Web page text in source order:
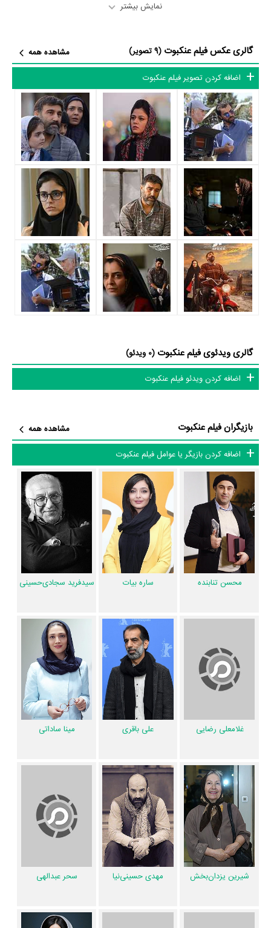
بازیگران فیلم عنکبوت چه کسانی هستند؟ در عنکبوت بازیگرانی چونمحسن
تنابنده،ساره بیات،سید‌فرید سجادی‌‌حسینی،غلامعلی رضایی،علی باقری،مینا
ساداتیوشیرین یزدان‌بخشبه ایفای نقش و بازیگری پرداخته‌اند. در فیلم
عنکبوت حدود 24 بازیگر جلوی دوربین رفته‌اند که از نظر تعداد بازیگران می‌توان
عنکبوت را یک اثر پربازیگر عنوان کرد. از این‌لحاظ کارگردانی فیلم عنکبوت باتوجه
به بازی گرفتن از این تعداد بازیگر و مدیریت آنها کار بسیار دشواری بوده است؛
باید بررسی کرد آیا
ابراهیم ایرج زادبه‌عنوان کارگردان و به‌عنوان بازیگردان و
همچنین تیم بازیگری عنکبوت توانسته‌اند در این زمینه موفق باشند و بازی‌های
درخشانی را نمایش دهند؟
از دیگر بازیگران فیلم عنکبوت می‌توان بهمهدی حسینی‌نیا،سحر عبدالهی،حامد
شیخی،حمید حاجی‌محمدزاده،ماهور الوند،آتیه جاوید،فرید سجادیونیوشا
علیپوراشاره کرد.
داستان فیلم عنکبوت
اکتای براهنی
در خلاصه داستانی که یا از سوی تیم رسانه‌ای اثر و یا توسط دیگر رسانه‌ها درباره
داستان عنکبوت منتشر شده است، می‌خوانیم: «مردی که تصمیم دارد ریشه
فیلم عنکبوت و کارنامه فعالیت کارگردان و بازیگران
از نظر تاریخچه فعالیت کارگردان و بازیگران فیلم عنکبوت نیز آمارها و نکات
جذابی را می‌توان بیان کرد. براساس آمارها فیلم عنکبوت به طور متوسط فعالیت
غلامعلی رضایی
مهدخت مولاییوسید امیر سیدی
و یکی از 4 اثر شاخص
نیوشا علیپوردر حرفه بازیگری محسوب می‌شود.
1 تن از بازیگران عنکبوت، اولین فعالیت جدی بازیگری خود را در این اثر تجربه
کرده است، در واقع در عنکبوت 1 فیلم اولی بوده است:
حمیدرضا هدایتی‌راد.
ابراهیم ایرج زاد
کارگردان عنکبوت اولین همکاری خود با بازیگرانی
مهدی حسینی‌نیا، حامد شیخی
حمید حاجی‌محمدزاده
ماهور الوند ،آتیه جاوید ،فرید سجادی،نیوشا علیپور
مهدخت مولایی، سید جمشید حسینی،آویسا سجادی رضا شیخ‌انصاری،
گلنوش قهرمانی،یوسف خسروی، میثم دامن‌زهو سید امیر سیدیرا در این اثر
تجربه کرده است. در میان بازیگران عنکبوت نیز 257 همکاریِ اول رخ داده،
به‌عبارت دیگر در این فیلم میان هر یک از 24 بازیگر با یکدیگر یک رابطه
همکاری شکل گرفته که 257 همکاری برای اولین‌مرتبه در عنکبوت رخ داده
رضایی،علی باقریو مینا ساداتی،شیرین یزدان‌بخش
عبدالهی وحامد شیخی.
عوامل فیلم عنکبوت
اگر از تصویربرداری فیلم عنکبوت خوشتان آمده و یا دوستش ندارید، بهتر است
بدانید مدیر فیلمبرداری آن محمود کلاریبوده است. اگر صدای عنکبوت
به‌گوشتان نشسته و یا از آن ناراضی هستید، شما را با صدابردار فیلم عنکبوت
طراحی لباس فیلم عنکبوت را انجام داده است.
نمایش بیشتر
گالری عکس فیلم عنکبوت (9 تصویر)
مشاهده همه
اضافه کردن تصویر فیلم عنکبوت
گالری ویدئوی فیلم عنکبوت (0 ویدئو)
اضافه کردن ویدئو فیلم عنکبوت
بازیگران فیلم عنکبوت
مشاهده همه
اضافه کردن بازیگر یا عوامل فیلم عنکبوت
محسن تنابنده ساره بیات سید‌فرید سجادی‌‌حسینی
غلامعلی رضایی علی باقری مینا ساداتی
شیرین یزدان‌بخش مهدی حسینی‌نیا سحر عبدالهی